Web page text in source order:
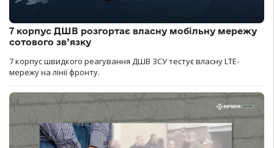
7 корпус ДШВ розгортає власну мобільну мережу
сотового зв’язку
7 корпус швидкого реагування ДШВ ЗСУ тестує власну LTE-
мережу на лінії фронту.